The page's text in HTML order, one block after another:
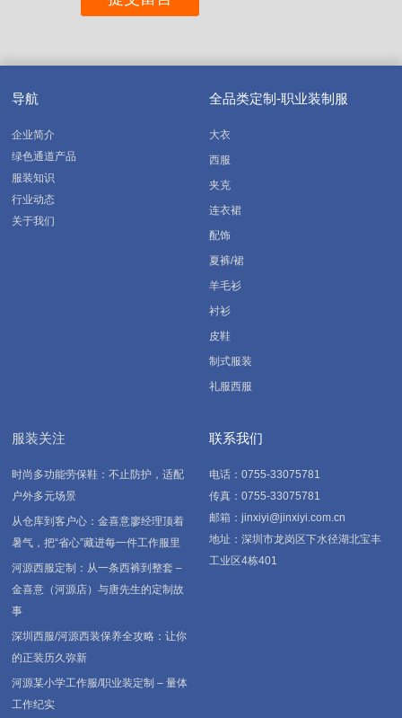
导航
企业简介
绿色通道产品
服装知识
行业动态
关于我们
全品类定制-职业装制服
大衣
西服
夹克
连衣裙
配饰
夏裤/裙
羊毛衫
衬衫
皮鞋
制式服装
礼服西服
服装关注
时尚多功能劳保鞋：不止防护，适配
户外多元场景
从仓库到客户心：金喜意廖经理顶着
暑气，把“省心”藏进每一件工作服里
河源西服定制：从一条西裤到整套 –
金喜意（河源店）与唐先生的定制故
事
深圳西服/河源西装保养全攻略：让你
的正装历久弥新
河源某小学工作服/职业装定制 – 量体
工作纪实
联系我们
电话：0755-33075781
传真：0755-33075781
邮箱：jinxiyi@jinxiyi.com.cn
地址：深圳市龙岗区下水径湖北宝丰
工业区4栋401